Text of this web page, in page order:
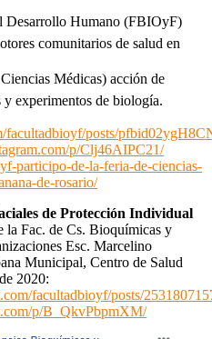
Desarrollo Humano (FBIOyF)
comunitarios de salud en
Médicas) acción de
experimentos de biología.
facultadbioyf/posts/
p/Clj46AIPC21/
participo-de-la-feria-de-ciencias-
de-rosario/
de Protección Individual
la Fac. de Cs. Bioquímicas y
Esc. Marcelino
Municipal, Centro de Salud
2020:
facultadbioyf/posts/
p/B_QkvPbpmXM/